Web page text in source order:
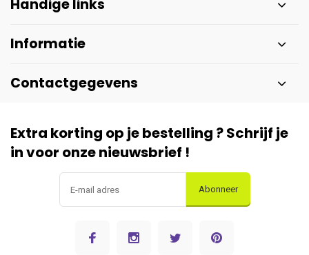
Handige links
Informatie
Contactgegevens
Extra korting op je bestelling ? Schrijf je
in voor onze nieuwsbrief !
Abonneer